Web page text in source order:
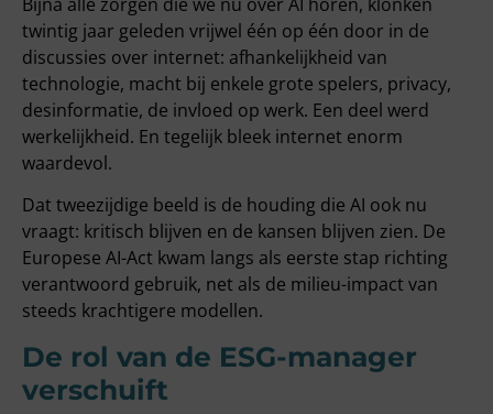
twintig jaar geleden vrijwel één op één door in de
discussies over internet: afhankelijkheid van
technologie, macht bij enkele grote spelers, privacy,
desinformatie, de invloed op werk. Een deel werd
werkelijkheid. En tegelijk bleek internet enorm
waardevol.
Dat tweezijdige beeld is de houding die AI ook nu
vraagt: kritisch blijven en de kansen blijven zien. De
Europese AI-Act kwam langs als eerste stap richting
verantwoord gebruik, net als de milieu-impact van
steeds krachtigere modellen.
De rol van de ESG-manager
verschuift